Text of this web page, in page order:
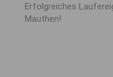
Erfolgreiches
Mauthen!